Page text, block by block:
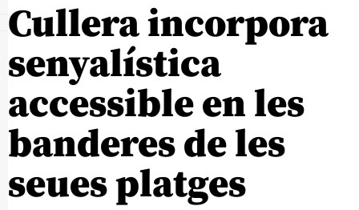
Cullera incorpora
senyalística
accessible en les
banderes de les
seues platges